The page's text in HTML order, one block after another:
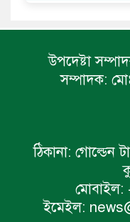
উপদেষ্টা
সম্পাদক:
ঠিকানা: গোল্ডেন
মোবাইল:
ইমেইল: